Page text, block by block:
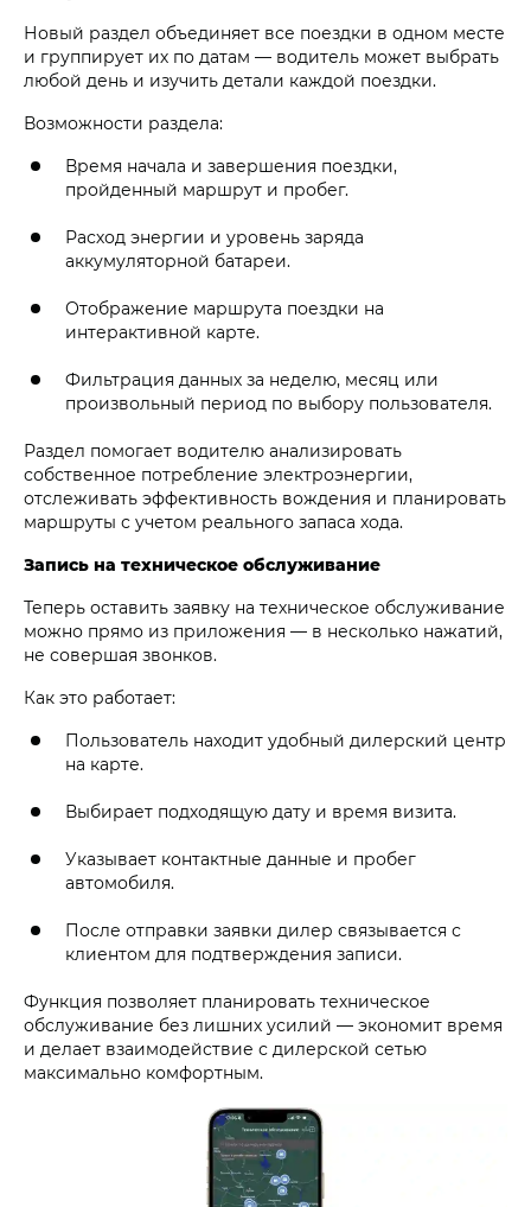
Новый раздел объединяет все поездки в одном месте
и группирует их по датам — водитель может выбрать
любой день и изучить детали каждой поездки.
Возможности раздела:
Время начала и завершения поездки,
пройденный маршрут и пробег.
Расход энергии и уровень заряда
аккумуляторной батареи.
Отображение маршрута поездки на
интерактивной карте.
Фильтрация данных за неделю, месяц или
произвольный период по выбору пользователя.
Раздел помогает водителю анализировать
собственное потребление электроэнергии,
отслеживать эффективность вождения и планировать
маршруты с учетом реального запаса хода.
Запись на техническое обслуживание
Теперь оставить заявку на техническое обслуживание
можно прямо из приложения — в несколько нажатий,
не совершая звонков.
Как это работает:
Пользователь находит удобный дилерский центр
на карте.
Выбирает подходящую дату и время визита.
Указывает контактные данные и пробег
автомобиля.
После отправки заявки дилер связывается с
клиентом для подтверждения записи.
Функция позволяет планировать техническое
обслуживание без лишних усилий — экономит время
и делает взаимодействие с дилерской сетью
максимально комфортным.